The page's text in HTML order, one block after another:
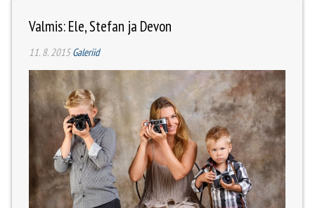
Valmis: Ele, Stefan ja Devon
11. 8. 2015Galeriid